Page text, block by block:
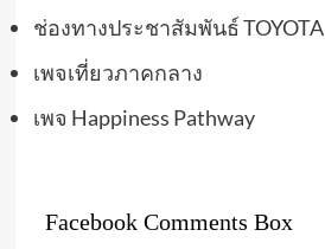
ช่องทางประชาสัมพันธ์ TOYOTA
เพจเที่ยวภาคกลาง
เพจ Happiness Pathway
Facebook Comments Box